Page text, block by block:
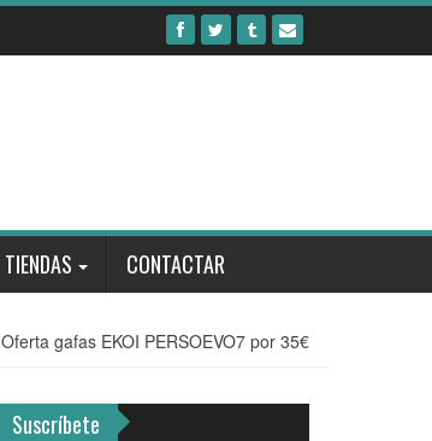
TIENDAS CONTACTAR
Oferta gafas EKOI PERSOEVO7 por 35€
Suscríbete